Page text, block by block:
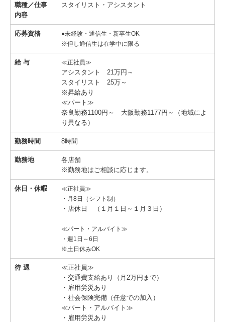
職種／仕事
内容
スタイリスト・アシスタント
応募資格
●未経験・通信生・新卒生OK
※但し通信生は在学中に限る
給 与 ≪正社員≫
アシスタント 21万円～
スタイリスト 25万～
※昇給あり
≪パート≫
奈良勤務1100円～ 大阪勤務1177円～（地域によ
り異なる）
勤務時間 8時間
勤務地
各店舗
※勤務地はご相談に応じます。
休日・休暇
≪正社員≫
・月8日（シフト制）
・店休日 （１月１日～１月３日）
≪パート・アルバイト≫
・週1日～6日
※土日休みOK
待 遇
≪正社員≫
・交通費支給あり（月2万円まで）
・雇用労災あり
・社会保険完備（任意での加入）
≪パート・アルバイト≫
・雇用労災あり